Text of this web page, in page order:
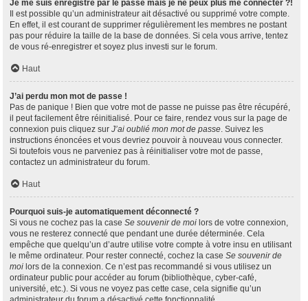
Je me suis enregistré par le passé mais je ne peux plus me connecter ?!
Il est possible qu’un administrateur ait désactivé ou supprimé votre compte.
En effet, il est courant de supprimer régulièrement les membres ne postant
pas pour réduire la taille de la base de données. Si cela vous arrive, tentez
de vous ré-enregistrer et soyez plus investi sur le forum.
Haut
J’ai perdu mon mot de passe !
Pas de panique ! Bien que votre mot de passe ne puisse pas être récupéré,
il peut facilement être réinitialisé. Pour ce faire, rendez vous sur la page de
connexion puis cliquez sur J’ai oublié mon mot de passe. Suivez les
instructions énoncées et vous devriez pouvoir à nouveau vous connecter.
Si toutefois vous ne parveniez pas à réinitialiser votre mot de passe,
contactez un administrateur du forum.
Haut
Pourquoi suis-je automatiquement déconnecté ?
Si vous ne cochez pas la case Se souvenir de moi lors de votre connexion,
vous ne resterez connecté que pendant une durée déterminée. Cela
empêche que quelqu’un d’autre utilise votre compte à votre insu en utilisant
le même ordinateur. Pour rester connecté, cochez la case Se souvenir de
moi lors de la connexion. Ce n’est pas recommandé si vous utilisez un
ordinateur public pour accéder au forum (bibliothèque, cyber-café,
université, etc.). Si vous ne voyez pas cette case, cela signifie qu’un